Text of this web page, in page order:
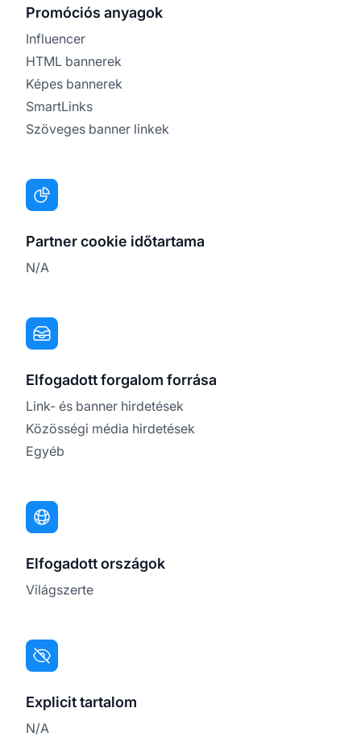
Promóciós anyagok
Influencer
HTML bannerek
Képes bannerek
SmartLinks
Szöveges banner linkek
Partner cookie időtartama
N/A
Elfogadott forgalom forrása
Link- és banner hirdetések
Közösségi média hirdetések
Egyéb
Elfogadott országok
Világszerte
Explicit tartalom
N/A